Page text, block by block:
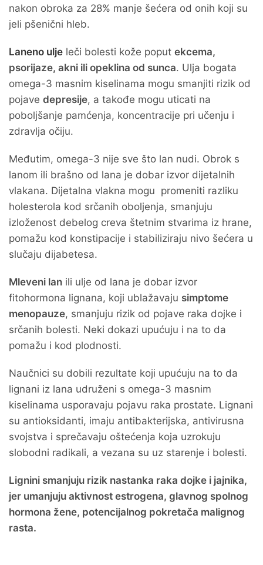
nakon obroka za 28% manje šećera od onih koji su
jeli pšenični hleb.
Laneno ulje leči bolesti kože poput ekcema,
psorijaze, akni ili opeklina od sunca. Ulja bogata
omega-3 masnim kiselinama mogu smanjiti rizik od
pojave depresije, a takođe mogu uticati na
poboljšanje pamćenja, koncentracije pri učenju i
zdravlja očiju.
Međutim, omega-3 nije sve što lan nudi. Obrok s
lanom ili brašno od lana je dobar izvor dijetalnih
vlakana. Dijetalna vlakna mogu promeniti razliku
holesterola kod srčanih oboljenja, smanjuju
izloženost debelog creva štetnim stvarima iz hrane,
pomažu kod konstipacije i stabiliziraju nivo šećera u
slučaju dijabetesa.
Mleveni lan ili ulje od lana je dobar izvor
fitohormona lignana, koji ublažavaju simptome
menopauze, smanjuju rizik od pojave raka dojke i
srčanih bolesti. Neki dokazi upućuju i na to da
pomažu i kod plodnosti.
Naučnici su dobili rezultate koji upućuju na to da
lignani iz lana udruženi s omega-3 masnim
kiselinama usporavaju pojavu raka prostate. Lignani
su antioksidanti, imaju antibakterijska, antivirusna
svojstva i sprečavaju oštećenja koja uzrokuju
slobodni radikali, a vezana su uz starenje i bolesti.
Lignini smanjuju rizik nastanka raka dojke i jajnika,
jer umanjuju aktivnost estrogena, glavnog spolnog
hormona žene, potencijalnog pokretača malignog
rasta.